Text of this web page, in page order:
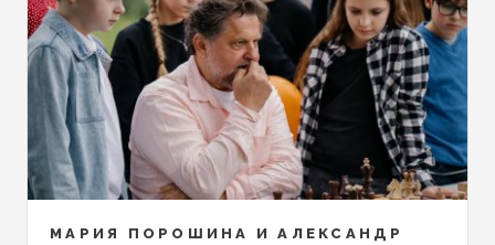
МАРИЯ ПОРОШИНА И АЛЕКСАНДР